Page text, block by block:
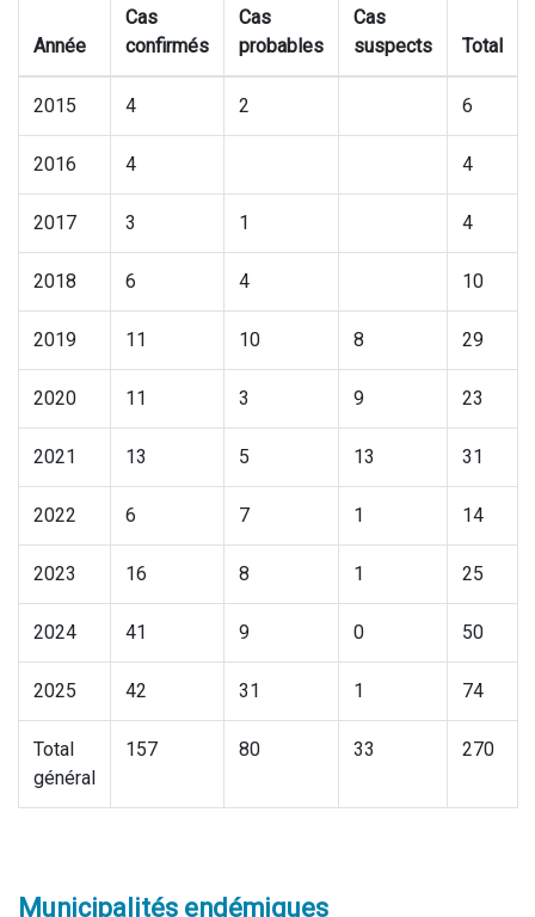
Année
Cas
confirmés
Cas
probables
Cas
suspects
Total
2015 4 2 6
2016 4 4
2017 3 1 4
2018 6 4 10
2019 11 10 8 29
2020 11 3 9 23
2021 13 5 13 31
2022 6 7 1 14
2023 16 8 1 25
2024 41 9 0 50
2025 42 31 1 74
Total
général
157 80 33 270
Municipalités endémiques